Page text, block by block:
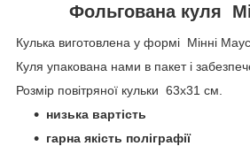
Фольгована куля
Кулька виготовлена у формі Мінні Маус
Куля упакована нами в пакет і
Розмір повітряної кульки 63х31 см.
низька вартість
гарна якість поліграфії